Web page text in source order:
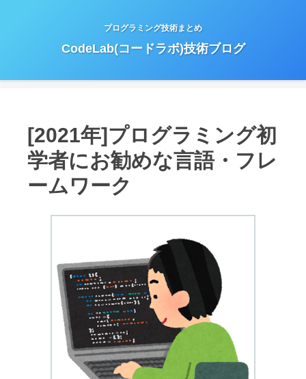
プログラミング技術まとめ
CodeLab(コードラボ)技術ブログ
[2021年]プログラミング初
学者にお勧めな言語・フレ
ームワーク